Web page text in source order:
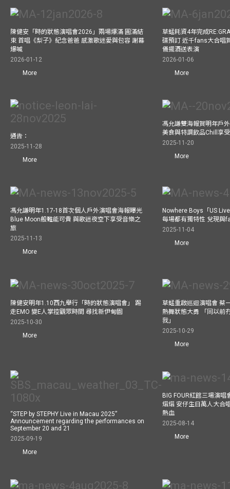
陳健安「時的狀態演唱會2026」兩場爆滿 圓滿結
束 首唱《梨子》紀念爸爸 感激歌迷愛與包容 謝幕
爆喊
2026-01-12
More
草蜢耗資4年完成
碟預訂 近千fans大合唱
儀擺酒送表演
2026-01-06
More
通告：
2025-11-28
More
馮允謙雙海報賀明年戶
美食與特調飲品Chill享
2025-11-20
More
馮允謙明年1.17-18首次個人戶外演唱會海報曝光
Blue Moon般難能可貴 與歌迷夜空下享受音樂之
旅
2025-11-13
More
Nowhere Boys「US
每場都有獨特性 兌現與
2025-11-04
More
陳健安明年1.10西九舉行「時的狀態演唱會」 踢
走EMO 變E人掌控觀眾時間 尋找新伊甸園
2025-10-30
More
草蜢重啟巡迴演唱會 蔡
熱舞狀態大勇 「同以前
我」
2025-10-29
More
“STEP by STEPHY Live in Macau 2025”
Announcement regarding the performances on
September 20 and 21
2025-09-19
More
BIG FOUR紅館三場演
熠熠 安仔生日萬人大合
熱血
2025-08-14
More